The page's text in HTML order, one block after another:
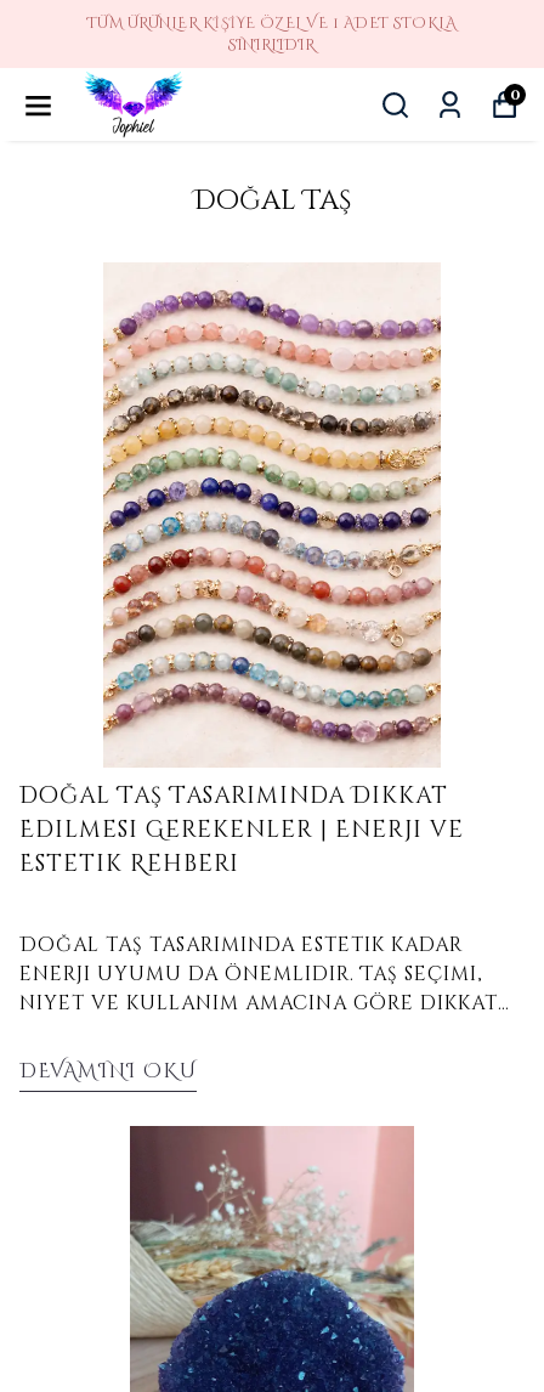
TÜM ÜRÜNLER KIŞIYE ÖZEL VE 1 ADET STOKLA
SINIRLIDIR
0
Doğal Taş
Doğal Taş Tasarımında Dikkat
Edilmesi Gerekenler | Enerji ve
Estetik Rehberi
Doğal taş tasarımında estetik kadar
enerji uyumu da önemlidir. Taş seçimi,
niyet ve kullanım amacına göre dikkat
DEVAMINI OKU